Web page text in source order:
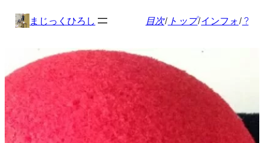
キ
ッ
プ
まじっくひろし 目次/ トップ/インフォ/ ?